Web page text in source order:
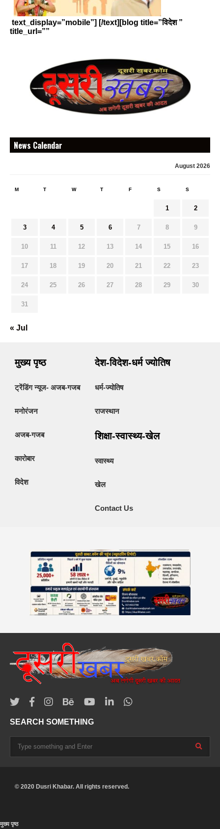
text_display=”mobile”] [/text][blog title=”विदेश ”
title_url=””
News Calendar
August 2026
M T W T F S S
1 2
3 4 5 6 7 8 9
10 11 12 13 14 15 16
17 18 19 20 21 22 23
24 25 26 27 28 29 30
31
« Jul
मुख्य पृष्ठ
ट्रेंडिंग न्यूज- अजब-गजब
मनोरंजन
अजब-गजब
कारोबार
विदेश
देश-विदेश-धर्म ज्योतिष
धर्म-ज्योतिष
राजस्थान
शिक्षा-स्वास्थ्य-खेल
स्वास्थ्य
खेल
Contact Us
SEARCH SOMETHING
© 2020 Dusri Khabar. All rights reserved.
मुख्य पृष्ठ